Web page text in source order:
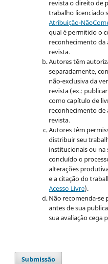
revista o direito de
trabalho licenciado
Atribuição-
qual é permitido o
reconhecimento da
revista.
Autores têm
separadamente,
não-exclusiva da
revista (ex.:
como capítulo de
reconhecimento de
revista.
Autores têm
distribuir seu
institucionais ou na
concluído o
alterações
e a citação do
Acesso Livre).
Não recomenda-se
antes de sua
sua avaliação cega
Submissão